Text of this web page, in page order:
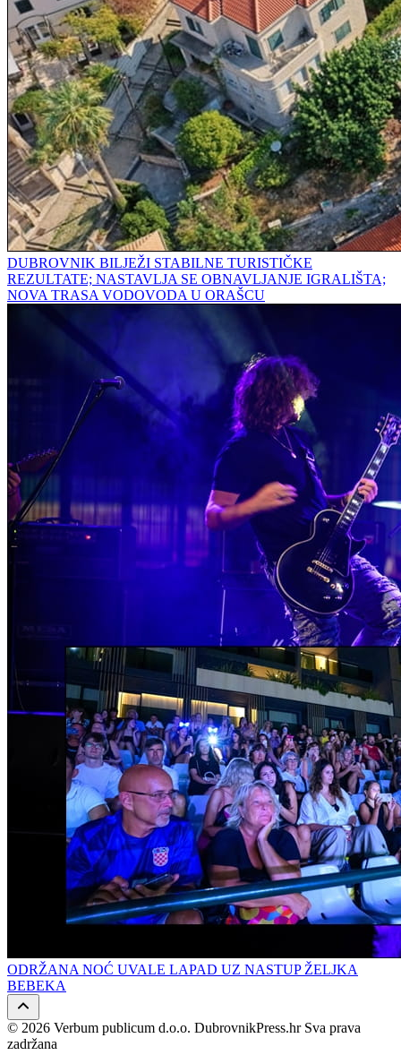
DUBROVNIK BILJEŽI STABILNE TURISTIČKE
REZULTATE; NASTAVLJA SE OBNAVLJANJE IGRALIŠTA;
NOVA TRASA VODOVODA U ORAŠCU
ODRŽANA NOĆ UVALE LAPAD UZ NASTUP ŽELJKA
BEBEKA
© 2026 Verbum publicum d.o.o. DubrovnikPress.hr Sva prava
zadržana